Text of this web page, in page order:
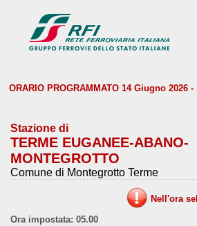
ORARIO PROGRAMMATO 14 Giugno 2026
Stazione di
TERME EUGANEE-ABANO-
MONTEGROTTO
Comune di Montegrotto Terme
Nell'ora
Ora impostata: 05.00